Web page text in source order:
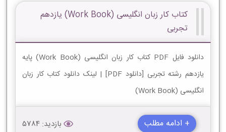
کتاب کار زبان انگلیسی (Work Book) یازدهم
تجربی
دانلود فایل PDF کتاب کار زبان انگلیسی (Work Book) پایه
یازدهم رشته تجربی [دانلود PDF] | لینک دانلود کتاب کار زبان
انگلیسی (Work Book)
+ ادامه مطلب بازدید: 5784